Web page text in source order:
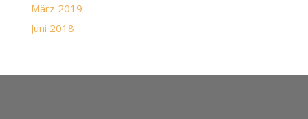
März 2019
Juni 2018